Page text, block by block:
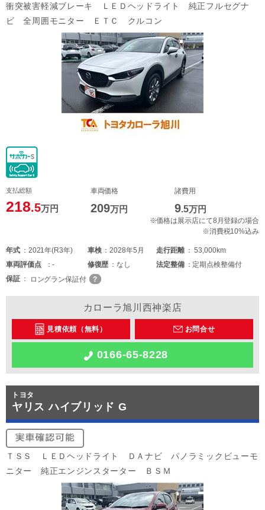
衝突被害軽減ブレーキ ＬＥＤヘッドライト 純正フルセグナ
ビ 全周囲モニター ＥＴＣ クルコン
支払総額
218.5万円
車両価格
209万円
諸費用
9.5万円
※価格は展示店にて8月登録の場合
※消費税10%込み
年式 2021年(R3年) 車検 2028年5月 走行距離
53,000km
車両評価点 - 修復歴 なし 法定整備
定期点検整備付
保証
ロングラン保証付
カローラ旭川西神楽店
見積依頼（無料） お問合せ
0166-65-8228
トヨタ
ヤリス ハイブリッド G
ＴＳＳ ＬＥＤヘッドライト ＤＡナビ パノラミックビューモ
ニター 純正エンジンスターター ＢＳＭ